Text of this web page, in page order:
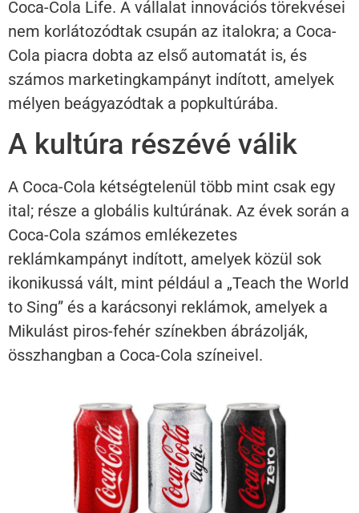
Coca-Cola Life. A vállalat innovációs törekvései
nem korlátozódtak csupán az italokra; a Coca-
Cola piacra dobta az első automatát is, és
számos marketingkampányt indított, amelyek
mélyen beágyazódtak a popkultúrába.
A kultúra részévé válik
A Coca-Cola kétségtelenül több mint csak egy
ital; része a globális kultúrának. Az évek során a
Coca-Cola számos emlékezetes
reklámkampányt indított, amelyek közül sok
ikonikussá vált, mint például a „Teach the World
to Sing” és a karácsonyi reklámok, amelyek a
Mikulást piros-fehér színekben ábrázolják,
összhangban a Coca-Cola színeivel.